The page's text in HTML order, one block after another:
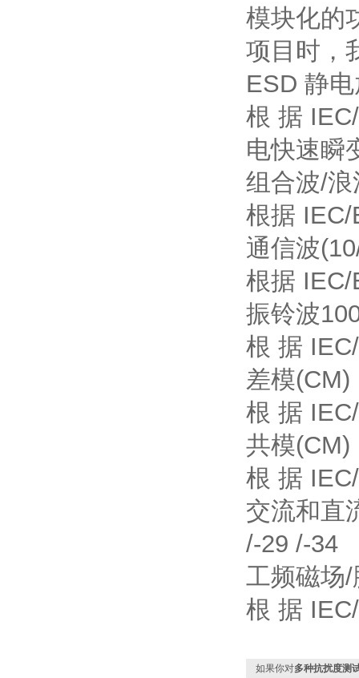
模块化的
项目时，
ESD 静
根 据
电快速瞬
组合波/
根据 IEC/
通信波
根据 IEC/
振铃波
根 据
差模(CM)
根 据
共模(CM)
根 据
交流和直
/-29 /-34
工频磁场
根 据
如果你对多种抗扰度测